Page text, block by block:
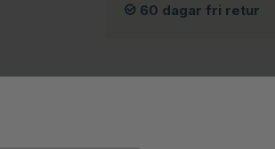
60 dagar fri retur